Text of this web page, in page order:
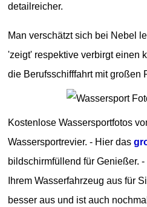
detailreicher.
Man verschätzt sich bei Nebel
'zeigt' respektive verbirgt einen
die Berufsschifffahrt mit großen
Kostenlose Wassersportfotos
Wassersportrevier. - Hier das
bildschirmfüllend für Genießer.
Ihrem Wasserfahrzeug aus für
besser aus und ist auch